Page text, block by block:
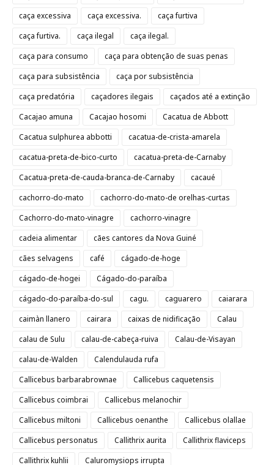
caça excessiva
caça excessiva.
caça furtiva
caça furtiva.
caça ilegal
caça ilegal.
caça para consumo
caça para obtenção de suas penas
caça para subsistência
caça por subsistência
caça predatória
caçadores ilegais
caçados até a extinção
Cacajao amuna
Cacajao hosomi
Cacatua de Abbott
Cacatua sulphurea abbotti
cacatua-de-crista-amarela
cacatua-preta-de-bico-curto
cacatua-preta-de-Carnaby
Cacatua-preta-de-cauda-branca-de-Carnaby
cacaué
cachorro-do-mato
cachorro-do-mato-de orelhas-curtas
Cachorro-do-mato-vinagre
cachorro-vinagre
cadeia alimentar
cães cantores da Nova Guiné
cães selvagens
café
cágado-de-hoge
cágado-de-hogei
Cágado-do-paraíba
cágado-do-paraíba-do-sul
cagu. caguarero
caiarara
caimàn llanero
cairara caixas de nidificação
Calau
calau de Sulu
calau-de-cabeça-ruiva
Calau-de-Visayan
calau-de-Walden
Calendulauda rufa
Callicebus barbarabrownae
Callicebus caquetensis
Callicebus coimbrai
Callicebus melanochir
Callicebus miltoni
Callicebus oenanthe
Callicebus olallae
Callicebus personatus
Callithrix aurita
Callithrix flaviceps
Callithrix kuhlii
Caluromysiops irrupta